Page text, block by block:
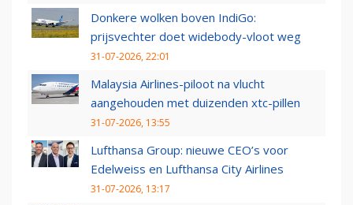
Donkere wolken boven IndiGo:
prijsvechter doet widebody-vloot weg
31-07-2026, 22:01
Malaysia Airlines-piloot na vlucht
aangehouden met duizenden xtc-pillen
31-07-2026, 13:55
Lufthansa Group: nieuwe CEO’s voor
Edelweiss en Lufthansa City Airlines
31-07-2026, 13:17